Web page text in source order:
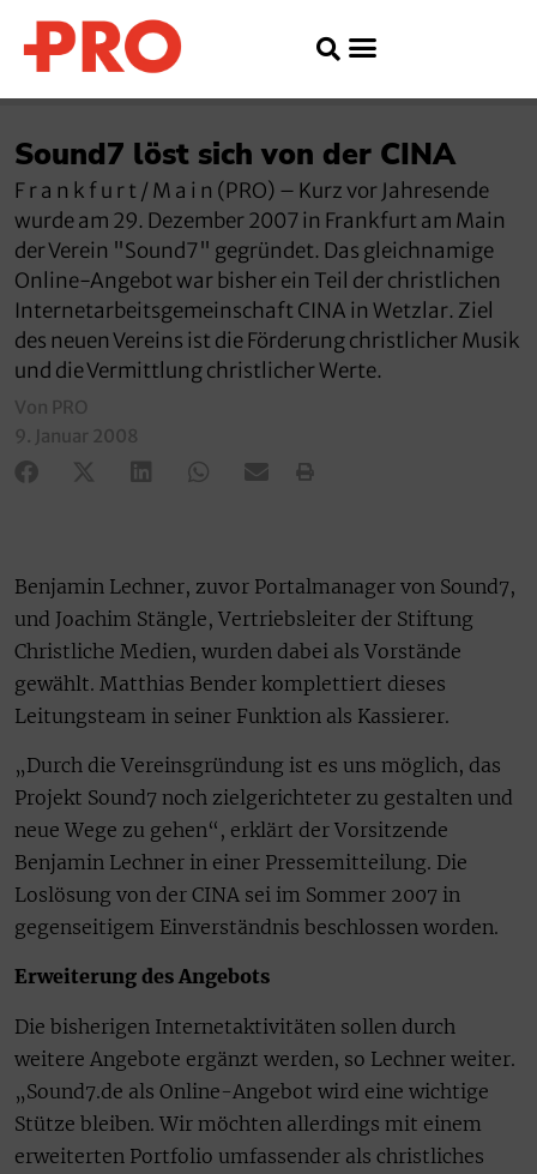
Sound7 löst sich von der CINA
F r a n k f u r t / M a i n (PRO) – Kurz vor Jahresende
wurde am 29. Dezember 2007 in Frankfurt am Main
der Verein "Sound7" gegründet. Das gleichnamige
Online-Angebot war bisher ein Teil der christlichen
Internetarbeitsgemeinschaft CINA in Wetzlar. Ziel
des neuen Vereins ist die Förderung christlicher Musik
und die Vermittlung christlicher Werte.
Von PRO
9. Januar 2008
Benjamin Lechner, zuvor Portalmanager von Sound7,
und Joachim Stängle, Vertriebsleiter der Stiftung
Christliche Medien, wurden dabei als Vorstände
gewählt. Matthias Bender komplettiert dieses
Leitungsteam in seiner Funktion als Kassierer.
„Durch die Vereinsgründung ist es uns möglich, das
Projekt Sound7 noch zielgerichteter zu gestalten und
neue Wege zu gehen“, erklärt der Vorsitzende
Benjamin Lechner in einer Pressemitteilung. Die
Loslösung von der CINA sei im Sommer 2007 in
gegenseitigem Einverständnis beschlossen worden.
Erweiterung des Angebots
Die bisherigen Internetaktivitäten sollen durch
weitere Angebote ergänzt werden, so Lechner weiter.
„Sound7.de als Online-Angebot wird eine wichtige
Stütze bleiben. Wir möchten allerdings mit einem
erweiterten Portfolio umfassender als christliches